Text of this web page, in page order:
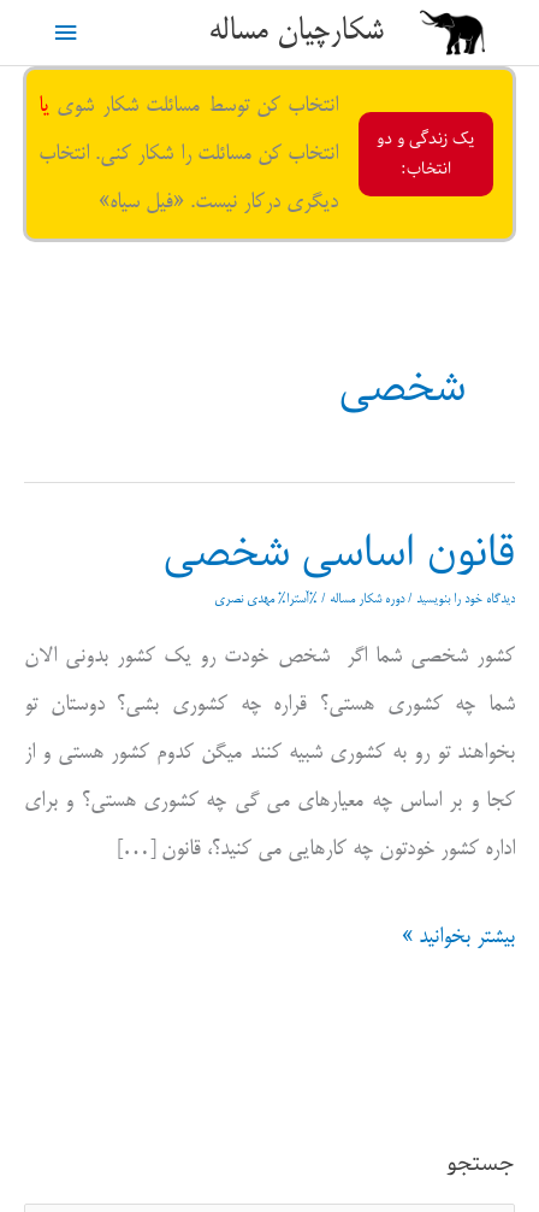
محتوا
شکارچیان مساله
فهرست
یک زندگی و دو
انتخاب:
انتخاب کن توسط مسائلت شکار شوی یا
انتخاب کن مسائلت را شکار کنی. انتخاب
دیگری درکار نیست. «فیل سیاه»
شخصی
قانون اساسی شخصی
دیدگاه‌ خود را بنویسید /دوره شکار مساله / %آسترا% مهدی نصری
کشور شخصی شما اگر شخص خودت رو یک کشور بدونی الان
شما چه کشوری هستی؟ قراره چه کشوری بشی؟ دوستان تو
بخواهند تو رو به کشوری شبیه کنند میگن کدوم کشور هستی و از
کجا و بر اساس چه معیارهای می گی چه کشوری هستی؟ و برای
اداره کشور خودتون چه کارهایی می کنید؟، قانون […]
قانون
بیشتر بخوانید »
جستجو